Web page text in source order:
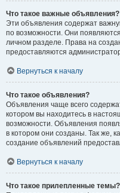
Что такое важные объявления?
Эти объявления содержат
по возможности. Они
личном разделе. Права на
предоставляются
Вернуться к началу
Что такое объявления?
Объявления чаще всего
котором вы находитесь в
возможности. Объявления
в котором они созданы. Так же,
создание объявлений
Вернуться к началу
Что такое прилепленные темы?